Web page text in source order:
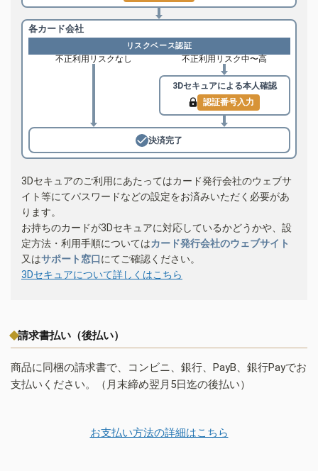
各カード会社
リスクベース認証
不正利用リスクなし 不正利用リスク中〜高
3Dセキュアによる本人確認
認証番号入力
決済完了
3Dセキュアのご利用にあたってはカード発行会社のウェブサ
イト等にてパスワードなどの設定をお済みいただく必要があ
ります。
お持ちのカードが3Dセキュアに対応しているかどうかや、設
定方法・利用手順についてはカード発行会社のウェブサイト
又はサポート窓口にてご確認ください。
3Dセキュアについて詳しくはこちら
請求書払い（後払い）
商品に同梱の請求書で、コンビニ、銀行、PayB、銀行Payでお
支払いください。（月末締め翌月5日迄の後払い）
お支払い方法の詳細はこちら